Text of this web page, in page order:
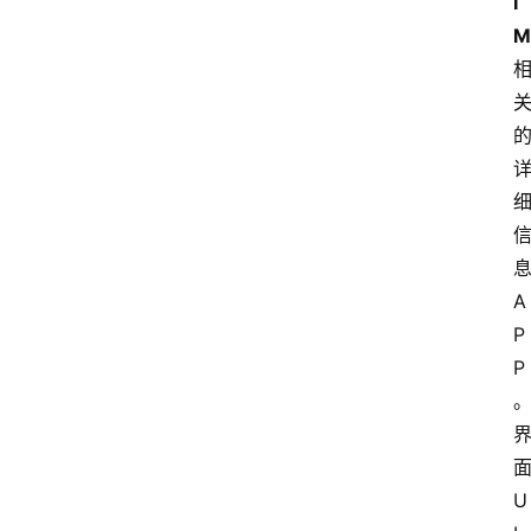
M
相
关
的
详
细
信
息
A
P
P
。
界
面
U